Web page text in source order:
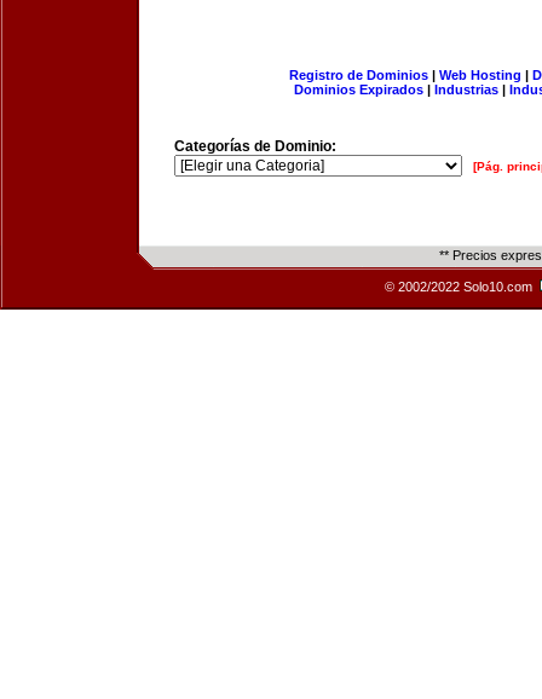
Registro de Dominios| Web Hosting |
Dominios Expirados | Industrias |
Categorías de Dominio:
[Pág.
** Precios
© 2002/2022 Solo10.com